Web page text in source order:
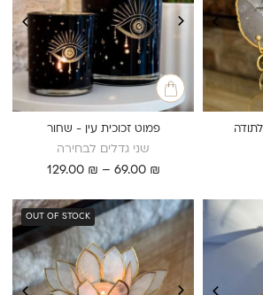
פמוט זכוכית עין - שחור
שני גדלים לבחירה
69.00 ₪
–
129.00 ₪
טווח
עד
OUT OF STOCK